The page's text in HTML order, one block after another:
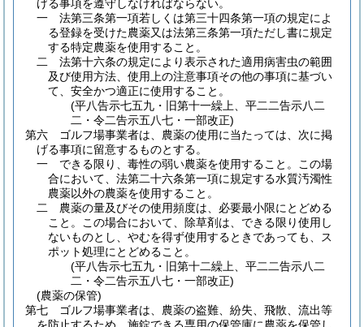
げる事項を遵守しなければならない。
一 法第三条第一項若しくは第三十四条第一項の規定によ
る登録を受けた農薬又は法第三条第一項ただし書に規定
する特定農薬を使用すること。
二 法第十六条の規定により表示された適用病害虫の範囲
及び使用方法、使用上の注意事項その他の事項に基づい
て、安全かつ適正に使用すること。
(平八告示七五九・旧第十一繰上、平二二告示八二
二・令二告示五八七・一部改正)
第六 ゴルフ場事業者は、農薬の使用に当たっては、次に掲
げる事項に留意するものとする。
一 できる限り、毒性の弱い農薬を使用すること。この場
合において、法第二十六条第一項に規定する水質汚濁性
農薬以外の農薬を使用すること。
二 農薬の量及びその使用頻度は、必要最小限にとどめる
こと。この場合において、除草剤は、できる限り使用し
ないものとし、やむを得ず使用するときであっても、ス
ポット処理にとどめること。
(平八告示七五九・旧第十二繰上、平二二告示八二
二・令二告示五八七・一部改正)
(農薬の保管)
第七 ゴルフ場事業者は、農薬の盗難、紛失、飛散、流出等